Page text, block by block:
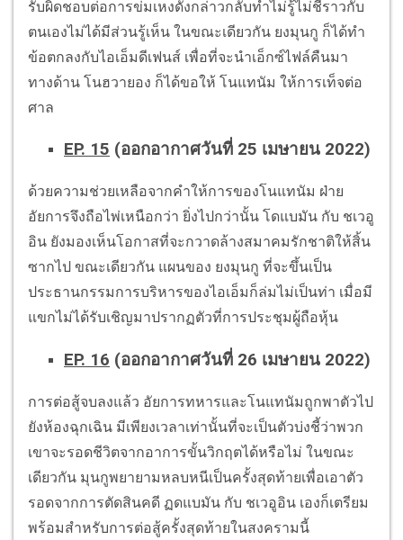
รับผิดชอบต่อการข่มเหงดังกล่าวกลับทำไม่รู้ไม่ชี้ราวกับ
ตนเองไม่ได้มีส่วนรู้เห็น ในขณะเดียวกัน ยงมุนกู ก็ได้ทำ
ข้อตกลงกับไอเอ็มดีเฟนส์ เพื่อที่จะนำเอ็กซ์ไฟล์คืนมา
ทางด้าน โนฮวายอง ก็ได้ขอให้ โนแทนัม ให้การเท็จต่อ
ศาล
EP. 15 (ออกอากาศวันที่ 25 เมษายน 2022)
ด้วยความช่วยเหลือจากคำให้การของโนแทนัม ฝ่าย
อัยการจึงถือไพ่เหนือกว่า ยิ่งไปกว่านั้น โดแบมัน กับ ชเวอู
อิน ยังมองเห็นโอกาสที่จะกวาดล้างสมาคมรักชาติให้สิ้น
ซากไป ขณะเดียวกัน แผนของ ยงมุนกู ที่จะขึ้นเป็น
ประธานกรรมการบริหารของไอเอ็มก็ล่มไม่เป็นท่า เมื่อมี
แขกไม่ได้รับเชิญมาปรากฏตัวที่การประชุมผู้ถือหุ้น
EP. 16 (ออกอากาศวันที่ 26 เมษายน 2022)
การต่อสู้จบลงแล้ว อัยการทหารและโนแทนัมถูกพาตัวไป
ยังห้องฉุกเฉิน มีเพียงเวลาเท่านั้นที่จะเป็นตัวบ่งชี้ว่าพวก
เขาจะรอดชีวิตจากอาการขั้นวิกฤตได้หรือไม่ ในขณะ
เดียวกัน มุนกูพยายามหลบหนีเป็นครั้งสุดท้ายเพื่อเอาตัว
รอดจากการตัดสินคดี ฏดแบมัน กับ ชเวอูอิน เองก็เตรียม
พร้อมสำหรับการต่อสู้ครั้งสุดท้ายในสงครามนี้